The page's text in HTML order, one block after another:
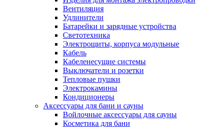
Вентиляция
Удлинители
Батарейки и зарядные устройства
Светотехника
Электрощиты, корпуса модульные
Кабель
Кабеленесущие системы
Выключатели и розетки
Тепловые пушки
Электрокамины
Кондиционеры
Аксессуары для бани и сауны
Войлочные аксессуары для сауны
Косметика для бани